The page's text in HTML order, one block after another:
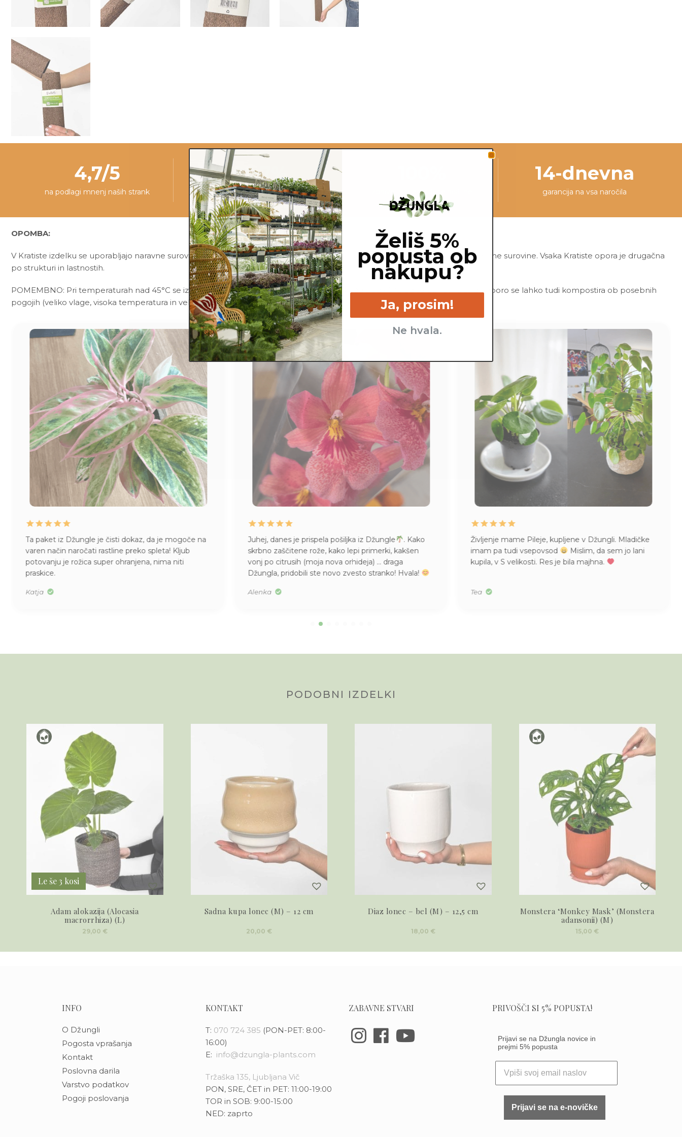
4,7/5
na podlagi mnenj naših strank
99,7%
rastlin prispe brezhibnih zdrave in pregledane rastline
14-dnevna
garancija na vsa naročila
OPOMBA:
V Kratiste izdelku se uporabljajo naravne surovine, zato izdelka ni mogoče primerjati z podobnimi izdelki, ki uporabljajo sintetične surovine. Vsaka Kratiste opora je drugačna
po strukturi in lastnostih.
POMEMBNO: Pri temperaturah nad 45°C se izdelek lahko zmehča, ko se temperatura zniža pod 45°C pa se ponovno strdi. Oporo se lahko tudi kompostira ob posebnih
pogojih (veliko vlage, visoka temperatura in veliko mikrobov).
Ta paket iz Džungle je čisti dokaz, da je mogoče na
varen način naročati rastline preko spleta! Kljub
potovanju je rožica super ohranjena, nima niti
praskice.
Katja
Juhej, danes je prispela pošiljka iz Džungle
. Kako
skrbno zaščitene rože, kako lepi primerki, kakšen
vonj po citrusih (moja nova orhideja) … draga
Džungla, pridobili ste novo zvesto stranko! Hvala!
Alenka
Življenje mame Pileje, kupljene v Džungli. Mladičke
imam pa tudi vsepovsod
Mislim, da sem jo lani
kupila, v S velikosti. Res je bila majhna.
Tea
PODOBNI IZDELKI
Le še 3 kosi
Adam alokazija (Alocasia
macrorrhiza) (L)
29,00 €
Sadna kupa lonec (M) – 12 cm
20,00 €
Diaz lonec – bel (M) – 12,5 cm
18,00 €
Monstera ‘Monkey Mask’ (Monstera
adansonii) (M)
15,00 €
INFO
O Džungli
Pogosta vprašanja
Kontakt
Poslovna darila
Varstvo podatkov
Pogoji poslovanja
KONTAKT
T: 070 724 385 (PON-PET: 8:00-
16:00)
E: info@dzungla-plants.com
Tržaška 135, Ljubljana Vič
PON, SRE, ČET in PET: 11:00-19:00
TOR in SOB: 9:00-15:00
NED: zaprto
ZABAVNE STVARI PRIVOŠČI SI 5% POPUSTA!
Prijavi se na Džungla novice in
prejmi 5% popusta
Prijavi se na e-novičke
Želiš 5%
popusta ob
nakupu?
Ja, prosim!
Ne hvala.